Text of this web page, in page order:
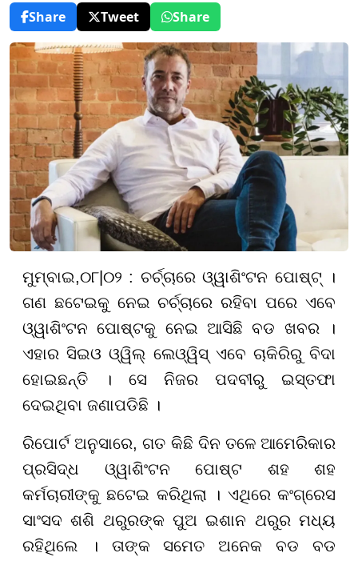
Share
Tweet Share
ମୁମ୍ବାଇ,୦୮ ୦୨ : ଚର୍ଚ୍ଚାରେ ଓ୍ୱାଶିଂଟନ ପୋଷ୍ଟ୍ ।
ଗଣ ଛଟେଇକୁ ନେଇ ଚର୍ଚ୍ଚାରେ ରହିବା ପରେ ଏବେ
ଓ୍ୱାଶିଂଟନ ପୋଷ୍ଟକୁ ନେଇ ଆସିଛି ବଡ ଖବର ।
ଏହାର ସିଇଓ ଓ୍ୱିଲ୍ ଲେଓ୍ୱିସ୍ ଏବେ ଚାକିରିରୁ ବିଦା
ହୋଇଛନ୍ତି । ସେ ନିଜର ପଦବୀରୁ ଇସ୍ତଫା
ଦେଇଥିବା ଜଣାପଡିଛି ।
ରିପୋର୍ଟ ଅନୁସାରେ, ଗତ କିଛି ଦିନ ତଳେ ଆମେରିକାର
ପ୍ରସିଦ୍ଧ ଓ୍ୱାଶିଂଟନ ପୋଷ୍ଟ ଶହ ଶହ
କର୍ମଚାରୀଙ୍କୁ ଛଟେଇ କରିଥିଲା । ଏଥିରେ କଂଗ୍ରେସ
ସାଂସଦ ଶଶି ଥରୁରଙ୍କ ପୁଅ ଇଶାନ ଥରୁର ମଧ୍ୟ
ରହିଥିଲେ । ତାଙ୍କ ସମେତ ଅନେକ ବଡ ବଡ